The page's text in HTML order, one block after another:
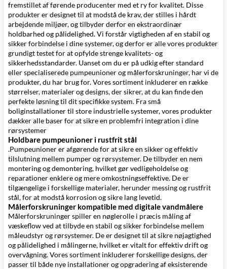
fremstillet af førende producenter med et ry for kvalitet. Disse
produkter er designet til at modstå de krav, der stilles i hårdt
arbejdende miljøer, og tilbyder derfor en ekstraordinær
holdbarhed og pålidelighed. Vi forstår vigtigheden af en stabil og
sikker forbindelse i dine systemer, og derfor er alle vores produkter
grundigt testet for at opfylde strenge kvalitets- og
sikkerhedsstandarder. Uanset om du er på udkig efter standard
eller specialiserede pumpeunioner og målerforskruninger, har vi de
produkter, du har brug for. Vores sortiment inkluderer en række
størrelser, materialer og designs, der sikrer, at du kan finde den
perfekte løsning til dit specifikke system. Fra små
boliginstallationer til store industrielle systemer, vores produkter
dækker alle baser for at sikre en problemfri integration i dine
rørsystemer
Holdbare pumpeunioner i rustfrit stål
.Pumpeunioner er afgørende for at sikre en sikker og effektiv
tilslutning mellem pumper og rørsystemer. De tilbyder en nem
montering og demontering, hvilket gør vedligeholdelse og
reparationer enklere og mere omkostningseffektive. De er
tilgængelige i forskellige materialer, herunder messing og rustfrit
stål, for at modstå korrosion og sikre lang levetid.
Målerforskruninger kompatible med digitale vandmålere
Målerforskruninger spiller en nøglerolle i præcis måling af
væskeflow ved at tilbyde en stabil og sikker forbindelse mellem
måleudstyr og rørsystemer. De er designet til at sikre nøjagtighed
og pålidelighed i målingerne, hvilket er vitalt for effektiv drift og
overvågning. Vores sortiment inkluderer forskellige designs, der
passer til både nye installationer og opgradering af eksisterende